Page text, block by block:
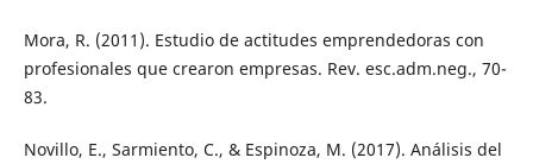
Mora, R. (2011). Estudio de actitudes emprendedoras con
profesionales que crearon empresas. Rev. esc.adm.neg., 70-
83.
Novillo, E., Sarmiento, C., & Espinoza, M. (2017). Análisis del